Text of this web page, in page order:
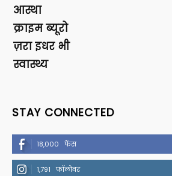
आस्था
क्राइम ब्यूरो
ज़रा इधर भी
स्वास्थ्य
STAY CONNECTED
18,000 फैंस
1,791 फॉलोवर